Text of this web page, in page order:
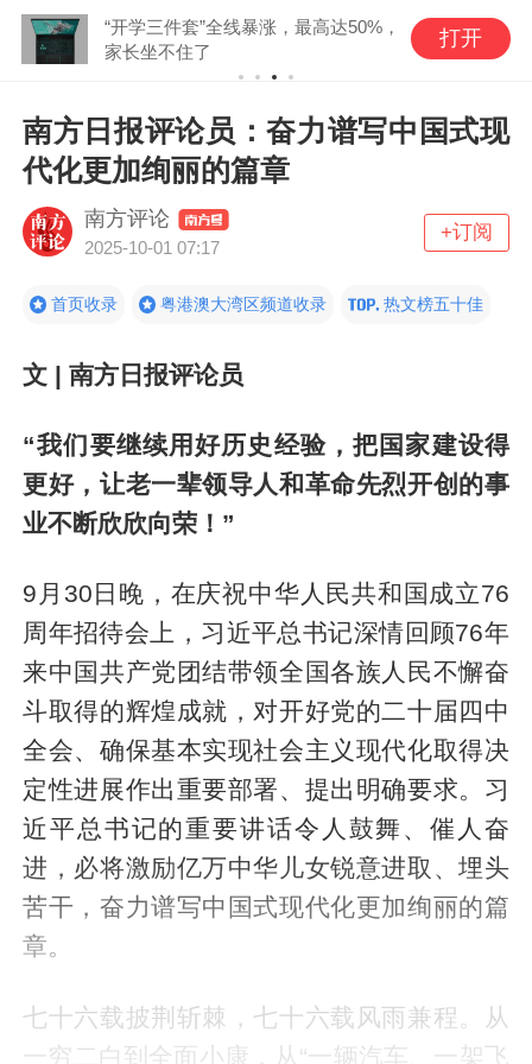
“开学三件套”全线暴涨，最高达50%，
家长坐不住了
打开
南方日报评论员：奋力谱写中国式现
代化更加绚丽的篇章
南方评论
2025-10-01 07:17
+订阅
首页收录 粤港澳大湾区频道收录 热文榜五十佳
文 | 南方日报评论员
“我们要继续用好历史经验，把国家建设得
更好，让老一辈领导人和革命先烈开创的事
业不断欣欣向荣！”
9月30日晚，在庆祝中华人民共和国成立76
周年招待会上，习近平总书记深情回顾76年
来中国共产党团结带领全国各族人民不懈奋
斗取得的辉煌成就，对开好党的二十届四中
全会、确保基本实现社会主义现代化取得决
定性进展作出重要部署、提出明确要求。习
近平总书记的重要讲话令人鼓舞、催人奋
进，必将激励亿万中华儿女锐意进取、埋头
苦干，奋力谱写中国式现代化更加绚丽的篇
章。
七十六载披荆斩棘，七十六载风雨兼程。从
一穷二白到全面小康，从“一辆汽车、一架飞